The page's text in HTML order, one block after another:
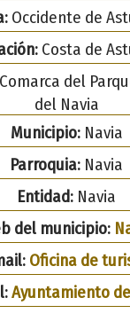
Occidente de
Costa de
Comarca del
del Navia
Municipio:Navia
Parroquia: Navia
Entidad: Navia
del municipio:
Oficina de
Ayuntamiento